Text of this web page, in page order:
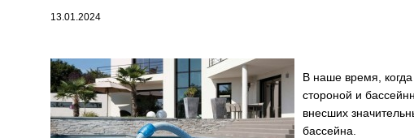
13.01.2024
В наше время,
стороной и
внесших
бассейна.